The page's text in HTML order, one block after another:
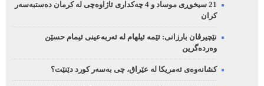
21 سیخوڕی موساد و 4 چەکداری ئاژاوەچی لە کرمان دەستبەسەر
کران
نێچیرڤان بارزانی: ئێمە ئیلهام لە ئەربەعینی ئیمام حسێن
وەردەگرین
کشانەوەی ئەمریکا لە عێراق، چی بەسەر کورد دێنێت؟